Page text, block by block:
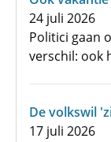
24 juli 2026
Politici gaan
verschil: ook
De volkswil
17 juli 2026